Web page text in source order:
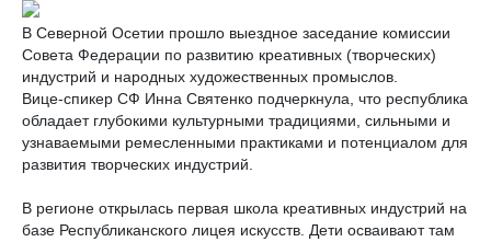
В Северной Осетии прошло выездное заседание комиссии
Совета Федерации по развитию креативных (творческих)
индустрий и народных художественных промыслов.
Вице-спикер СФ Инна Святенко подчеркнула, что республика
обладает глубокими культурными традициями, сильными и
узнаваемыми ремесленными практиками и потенциалом для
развития творческих индустрий.
В регионе открылась первая школа креативных индустрий на
базе Республиканского лицея искусств. Дети осваивают там